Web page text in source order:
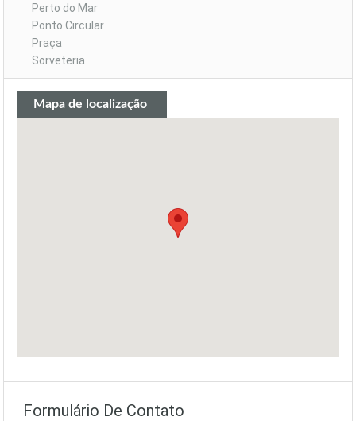
Perto do Mar
Ponto Circular
Praça
Sorveteria
Mapa de localização
Formulário De Contato